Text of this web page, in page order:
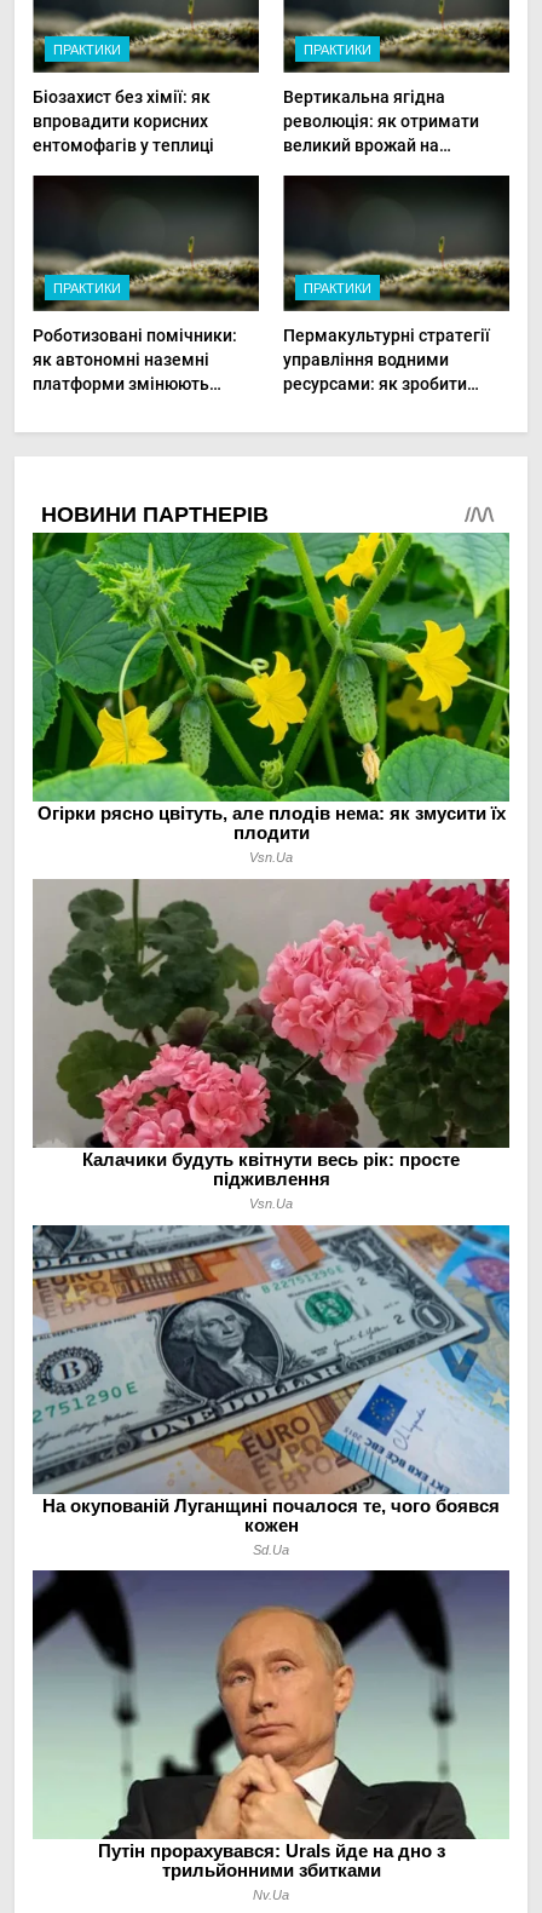
ПРАКТИКИ
Біозахист без хімії: як
впровадити корисних
ентомофагів у теплиці
ПРАКТИКИ
Вертикальна ягідна
революція: як отримати
великий врожай на
ПРАКТИКИ
Роботизовані помічники:
як автономні наземні
платформи змінюють
овочами
ПРАКТИКИ
Пермакультурні стратегії
управління водними
ресурсами: як зробити
до посухи